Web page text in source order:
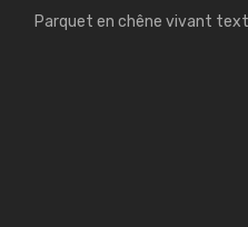
Parquet en chêne vivant